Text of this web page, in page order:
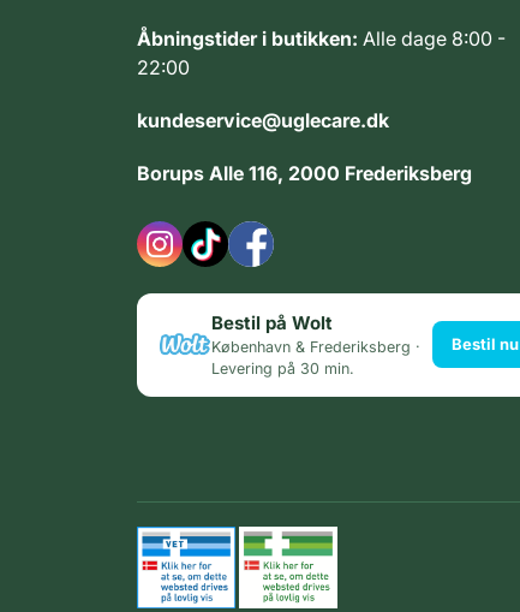
Åbningstider i butikken: Alle dage 8:00 -
22:00
kundeservice@uglecare.dk
Borups Alle 116, 2000 Frederiksberg
Bestil på Wolt
København & Frederiksberg ·
Levering på 30 min.
Bestil nu